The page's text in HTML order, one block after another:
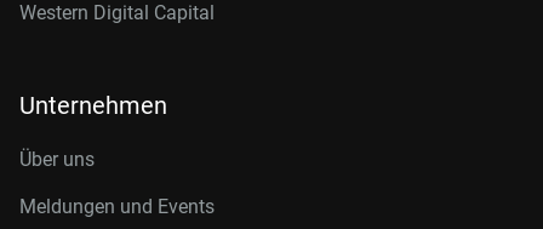
Western Digital Capital
Unternehmen
Über uns
Meldungen und Events